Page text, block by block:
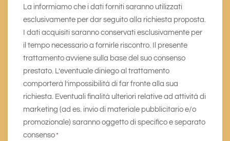
*La informiamo che i dati forniti saranno utilizzati
esclusivamente per dar seguito alla richiesta proposta.
I dati acquisiti saranno conservati esclusivamente per
il tempo necessario a fornirle riscontro. Il presente
trattamento avviene sulla base del suo consenso
prestato. L’eventuale diniego al trattamento
comporterà l’impossibilità di far fronte alla sua
richiesta. Eventuali finalità ulteriori relative ad attività di
marketing (ad es. invio di materiale pubblicitario e/o
promozionale) saranno oggetto di specifico e separato
consenso*